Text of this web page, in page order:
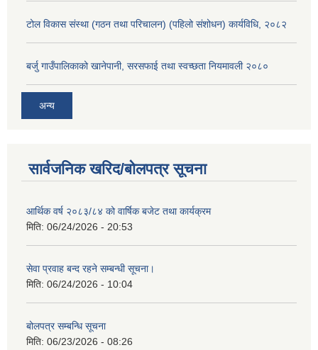
टोल विकास संस्था (गठन तथा परिचालन) (पहिलो संशोधन) कार्यविधि, २०८२
बर्जु गाउँपालिकाको खानेपानी, सरसफाई तथा स्वच्छता नियमावली २०८०
अन्य
सार्वजनिक खरिद/बोलपत्र सूचना
आर्थिक वर्ष २०८३/८४ को वार्षिक बजेट तथा कार्यक्रम
मिति: 06/24/2026 - 20:53
सेवा प्रवाह बन्द रहने सम्बन्धी सूचना।
मिति: 06/24/2026 - 10:04
बोलपत्र सम्बन्धि सूचना
मिति: 06/23/2026 - 08:26